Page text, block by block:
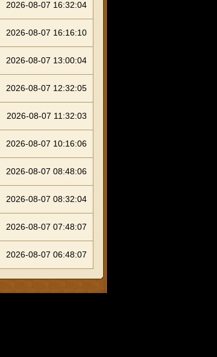
2026-08-07 16:32:04
2026-08-07 16:16:10
2026-08-07 13:00:04
2026-08-07 12:32:05
2026-08-07 11:32:03
2026-08-07 10:16:06
2026-08-07 08:48:06
2026-08-07 08:32:04
2026-08-07 07:48:07
2026-08-07 06:48:07